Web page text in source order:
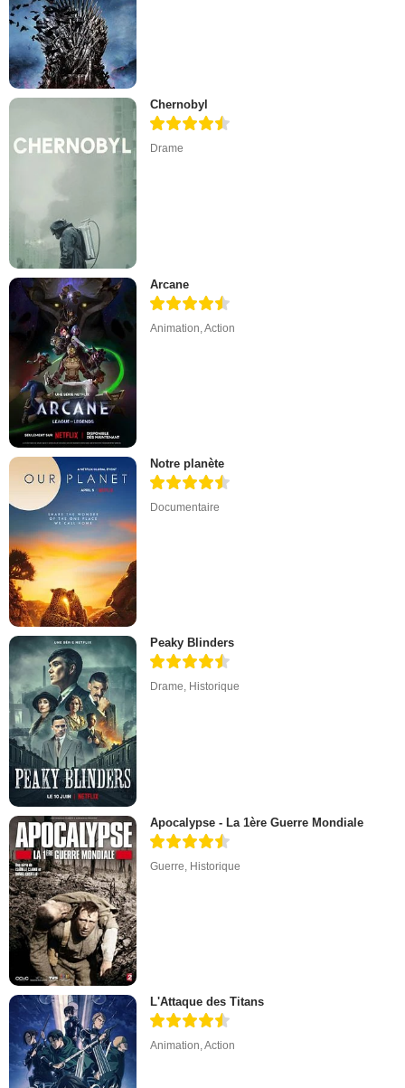
Chernobyl
Drame
Arcane
Animation ,Action
Notre planète
Documentaire
Peaky Blinders
Drame, Historique
Apocalypse - La 1ère Guerre Mondiale
Guerre Historique
L'Attaque des Titans
Animation,Action